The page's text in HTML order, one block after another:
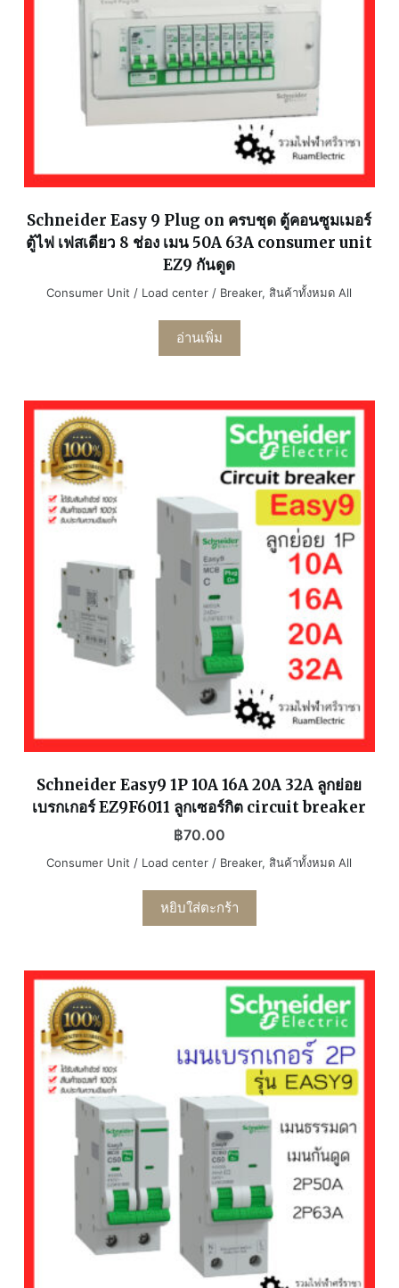
Schneider Easy 9 Plug on ครบชุด ตู้คอนซูมเมอร์
ตู้ไฟ เฟสเดียว 8 ช่อง เมน 50A 63A consumer unit
EZ9 กันดูด
Consumer Unit / Load center / Breaker, สินค้าทั้งหมด All
อ่านเพิ่ม
Schneider Easy9 1P 10A 16A 20A 32A ลูกย่อย
เบรกเกอร์ EZ9F6011 ลูกเซอร์กิต circuit breaker
฿70.00
Consumer Unit / Load center / Breaker, สินค้าทั้งหมด All
หยิบใส่ตะกร้า